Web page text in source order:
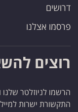
דרושים
פרסמו אצלנו
רוצים
הרשמו לניוזלטר
התקשורת ישרות למייל